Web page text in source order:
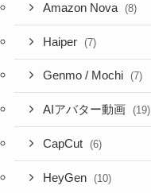
Amazon Nova (8)
Haiper (7)
Genmo / Mochi (7)
AIアバター動画 (19)
CapCut (6)
HeyGen (10)